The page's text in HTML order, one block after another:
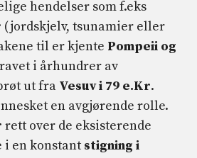
hendelser som f.eks
(jordskjelv, tsunamier eller
til er kjente Pompeii og
i århundrer av
ut fra Vesuv i 79 e.Kr.
en avgjørende rolle.
rett over de eksisterende
en konstant stigning i